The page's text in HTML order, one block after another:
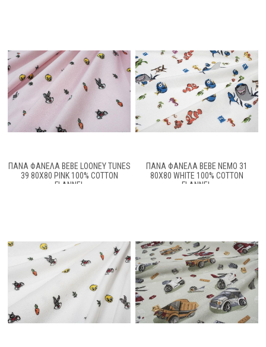
ΠΆΝΑ ΦΑΝΈΛΑ BEBE LOONEY TUNES
39 80X80 PINK 100% COTTON
FLANNEL
ΠΆΝΑ ΦΑΝΈΛΑ BEBE NEMO 31
80X80 WHITE 100% COTTON
FLANNEL